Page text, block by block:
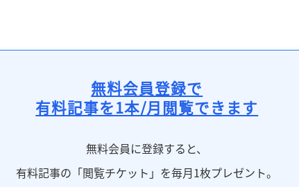
無料会員登録で
有料記事を1本/月閲覧できます
無料会員に登録すると、
有料記事の「閲覧チケット」を毎月1枚プレゼント。